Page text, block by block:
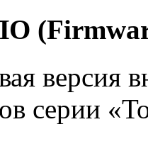
версия
серии